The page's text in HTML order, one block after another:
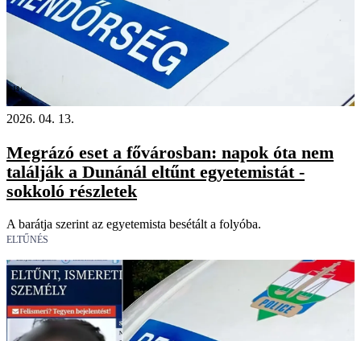
18+
2026. 04. 13.
Megrázó eset a fővárosban: napok óta nem
találják a Dunánál eltűnt egyetemistát -
sokkoló részletek
A barátja szerint az egyetemista besétált a folyóba.
ELTŰNÉS